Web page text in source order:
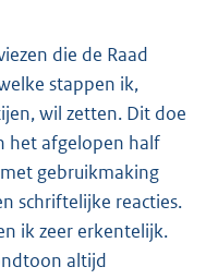
die de Raad
stappen ik,
wil zetten. Dit doe
het afgelopen half
gebruikmaking
schriftelijke reacties.
ik zeer erkentelijk.
altijd